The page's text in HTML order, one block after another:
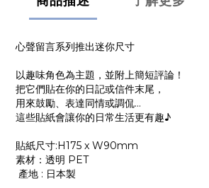
心聲留言系列推出迷你尺寸
以趣味角色為主題，並附上簡短評論！
把它們貼在你的日記或信件末尾，
用來鼓勵、表達同情或調侃…
這些貼紙會讓你的日常生活更有趣♪
貼紙尺寸:H175 x W90mm
素材：透明 PET
產地 : 日本製